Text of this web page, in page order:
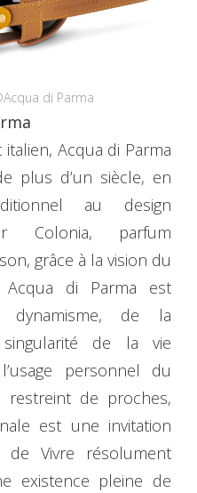
di Parma
Acqua di Parma
plus d’un siècle, en
au design
Colonia, parfum
grâce à la vision du
Acqua di Parma est
dynamisme, de la
de la vie
personnel du
restreint de proches,
est une invitation
Vivre résolument
existence pleine de